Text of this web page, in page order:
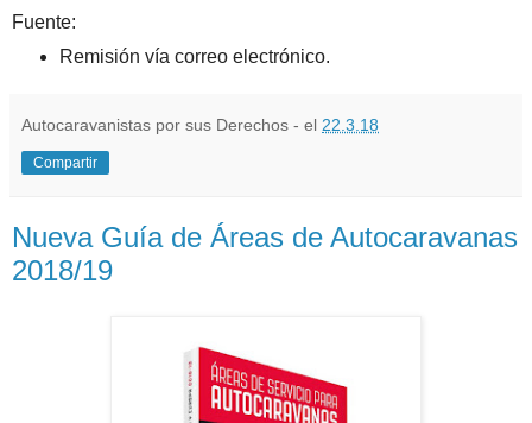
Fuente:
Remisión vía correo electrónico.
Autocaravanistas por sus Derechos - el 22.3.18
Compartir
Nueva Guía de Áreas de Autocaravanas
2018/19